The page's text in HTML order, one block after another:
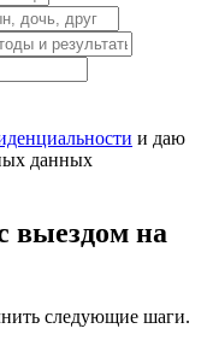
и даю
данных
выездом на
следующие шаги.